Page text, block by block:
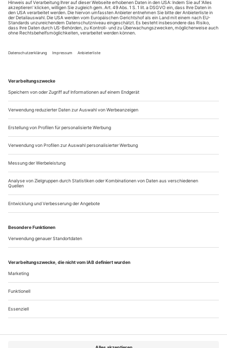
Verdi: Don Carlo
Innsbruck
Die Welt steht Kopf. Der Escorial eine leere Betonruine mit
Rückwand für eine unheimliche Flussaue, und auch nach der
Pause ist die Bühne nur scheinbar im Lot. Wo in der Mitte
bewegliche gläserne Hänger ein Zentrum markierten, ist nun
ein Guckkasten...
Raumfüllend, von Tür zu Tür
Levine und die Münchner Philharmoniker mit Bartóks «Blaubart»
Wenn Levine die Keule auspackt, steht das Orchester stramm.
Wenn gegen Ende des Prologs und vor Eintritt in die erste
Tür Béla Bartók kurze, knackige Crescendi fordert, wenn hier
das bange Ende von «Blaubarts Burg» im Zeitraffer
vorweggenommen wird, hält die Neuaufnahme mit den
Münchner Philharmonikern treffliche Momente bereit.
Auch wenn bei der «siebten Tür» das...
Über uns Kontakt Kritikerumfrage Newsletter